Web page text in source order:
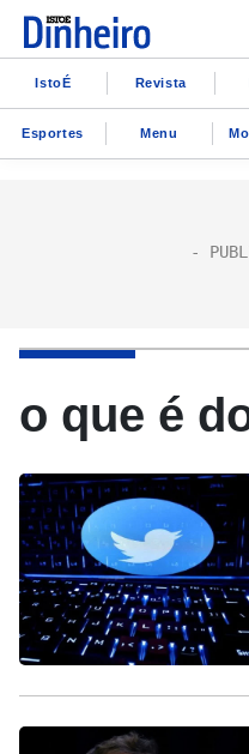
IstoÉ Revista
Esportes Menu
o que é